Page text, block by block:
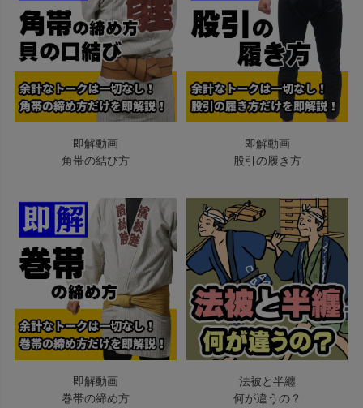
即解動画
角帯の結び方
即解動画
股引の履き方
即解動画
巻帯の締め方
法被と半纏
何が違うの？